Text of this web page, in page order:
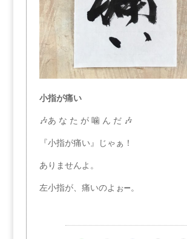
小指が痛い
🎶あ な た が 噛 ん だ 🎶
『小指が痛い』じゃぁ！
ありませんよ。
左小指が、痛いのよぉ➖。